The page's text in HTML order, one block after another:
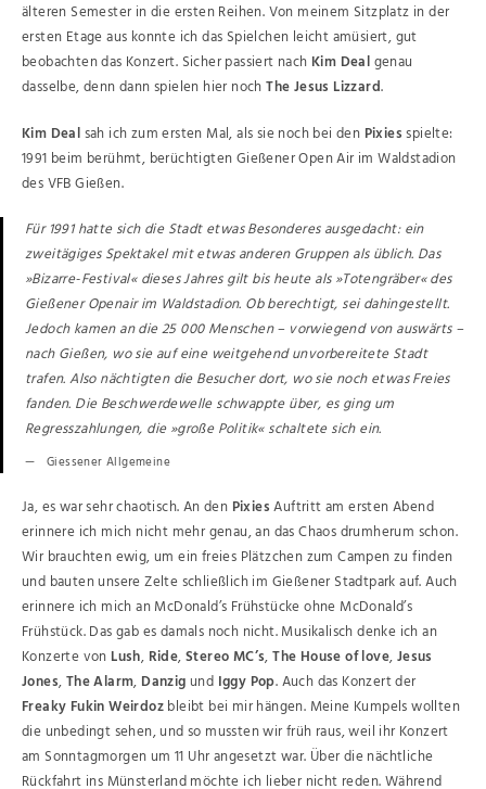
älteren Semester in die ersten Reihen. Von meinem Sitzplatz in der
ersten Etage aus konnte ich das Spielchen leicht amüsiert, gut
beobachten das Konzert. Sicher passiert nach Kim Dealgenau
dasselbe, denn dann spielen hier nochThe Jesus Lizzard.
Kim Dealsah ich zum ersten Mal, als sie noch bei den Pixiesspielte:
1991 beim berühmt, berüchtigten Gießener Open Air im Waldstadion
des VFB Gießen.
Für 1991 hatte sich die Stadt etwas Besonderes ausgedacht: ein
zweitägiges Spektakel mit etwas anderen Gruppen als üblich. Das
»Bizarre-Festival« dieses Jahres gilt bis heute als »Totengräber« des
Gießener Openair im Waldstadion. Ob berechtigt, sei dahingestellt.
Jedoch kamen an die 25 000 Menschen – vorwiegend von auswärts –
nach Gießen, wo sie auf eine weitgehend unvorbereitete Stadt
trafen. Also nächtigten die Besucher dort, wo sie noch etwas Freies
fanden. Die Beschwerdewelle schwappte über, es ging um
Regresszahlungen, die »große Politik« schaltete sich ein.
Giessener Allgemeine
Ja, es war sehr chaotisch. An den PixiesAuftritt am ersten Abend
erinnere ich mich nicht mehr genau, an das Chaos drumherum schon.
Wir brauchten ewig, um ein freies Plätzchen zum Campen zu finden
und bauten unsere Zelte schließlich im Gießener Stadtpark auf. Auch
erinnere ich mich an McDonald’s Frühstücke ohne McDonald’s
Frühstück. Das gab es damals noch nicht. Musikalisch denke ich an
Konzerte von Lush, Ride,Stereo MC’s,The House of love,Jesus
Jones,The Alarm, Danzig und Iggy Pop. Auch das Konzert der
Freaky Fukin Weirdozbleibt bei mir hängen. Meine Kumpels wollten
die unbedingt sehen, und so mussten wir früh raus, weil ihr Konzert
am Sonntagmorgen um 11 Uhr angesetzt war. Über die nächtliche
Rückfahrt ins Münsterland möchte ich lieber nicht reden. Während